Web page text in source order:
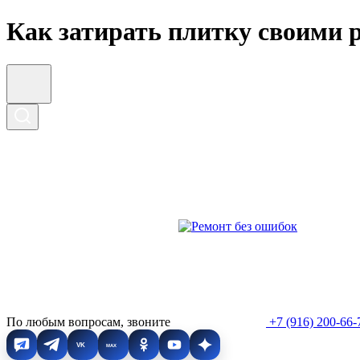
Как затирать плитку своими
По любым вопросам, звоните +7 (916) 200-66-
VK MAX